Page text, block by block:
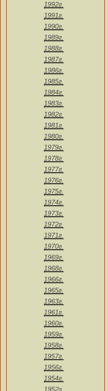
1992г.
1991г.
1990г.
1989г.
1988г.
1987г.
1986г.
1985г.
1984г.
1983г.
1982г.
1981г.
1980г.
1979г.
1978г.
1977г.
1976г.
1975г.
1974г.
1973г.
1972г.
1971г.
1970г.
1969г.
1968г.
1966г.
1965г.
1963г.
1961г.
1960г.
1959г.
1958г.
1957г.
1956г.
1954г.
1952г.